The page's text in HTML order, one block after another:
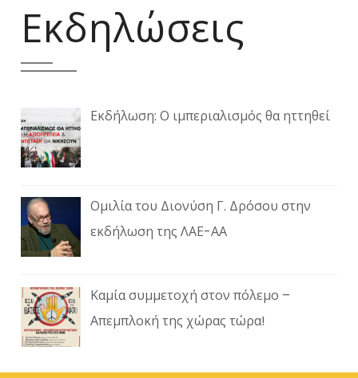
Εκδηλώσεις
Εκδήλωση: Ο ιμπεριαλισμός θα ηττηθεί
Ομιλία του Διονύση Γ. Δρόσου στην
εκδήλωση της ΛΑΕ-ΑΑ
Καμία συμμετοχή στον πόλεμο –
Απεμπλοκή της χώρας τώρα!